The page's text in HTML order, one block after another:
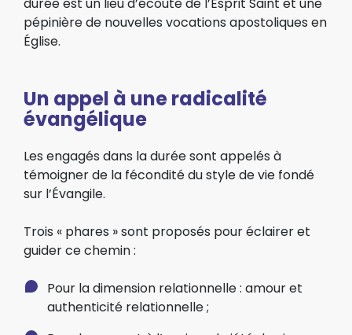
durée est un lieu d’écoute de l’Esprit Saint et une
pépinière de nouvelles vocations apostoliques en
Église.
Un appel à une radicalité
évangélique
Les engagés dans la durée sont appelés à
témoigner de la fécondité du style de vie fondé
sur l’Évangile.
Trois « phares » sont proposés pour éclairer et
guider ce chemin :
Pour la dimension relationnelle : amour et
authenticité relationnelle ;